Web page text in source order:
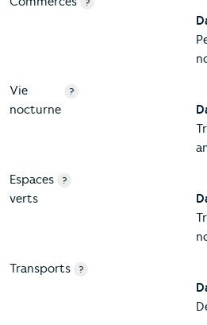
?
Vie
nocturne
?
Espaces
verts
?
Transports ?